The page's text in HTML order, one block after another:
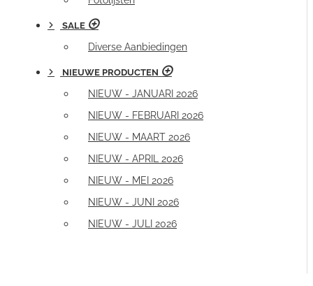
SALE
Diverse Aanbiedingen
NIEUWE PRODUCTEN
NIEUW - JANUARI 2026
NIEUW - FEBRUARI 2026
NIEUW - MAART 2026
NIEUW - APRIL 2026
NIEUW - MEI 2026
NIEUW - JUNI 2026
NIEUW - JULI 2026